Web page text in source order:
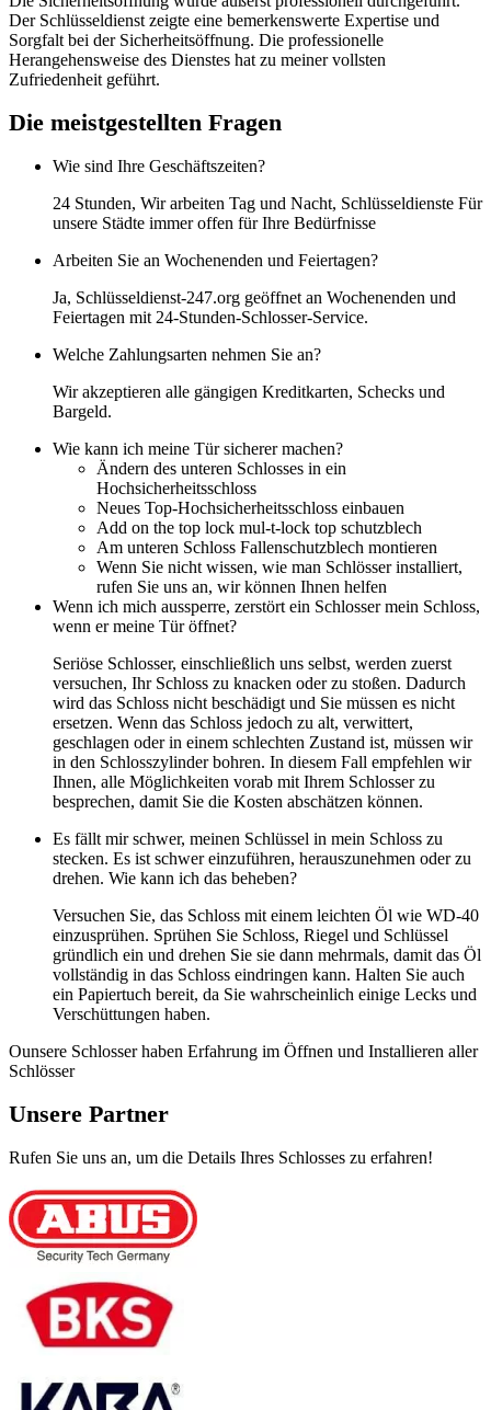
Der Schlüsseldienst zeigte eine bemerkenswerte Expertise und
Sorgfalt bei der Sicherheitsöffnung. Die professionelle
Herangehensweise des Dienstes hat zu meiner vollsten
Zufriedenheit geführt.
Die meistgestellten Fragen
Wie sind Ihre Geschäftszeiten?
24 Stunden, Wir arbeiten Tag und Nacht, Schlüsseldienste Für
unsere Städte immer offen für Ihre Bedürfnisse
Arbeiten Sie an Wochenenden und Feiertagen?
Ja, Schlüsseldienst-247.org geöffnet an Wochenenden und
Feiertagen mit 24-Stunden-Schlosser-Service.
Welche Zahlungsarten nehmen Sie an?
Wir akzeptieren alle gängigen Kreditkarten, Schecks und
Bargeld.
Wie kann ich meine Tür sicherer machen?
Ändern des unteren Schlosses in ein
Hochsicherheitsschloss
Neues Top-Hochsicherheitsschloss einbauen
Add on the top lock mul-t-lock top schutzblech
Am unteren Schloss Fallenschutzblech montieren
Wenn Sie nicht wissen, wie man Schlösser installiert,
rufen Sie uns an, wir können Ihnen helfen
Wenn ich mich aussperre, zerstört ein Schlosser mein Schloss,
wenn er meine Tür öffnet?
Seriöse Schlosser, einschließlich uns selbst, werden zuerst
versuchen, Ihr Schloss zu knacken oder zu stoßen. Dadurch
wird das Schloss nicht beschädigt und Sie müssen es nicht
ersetzen. Wenn das Schloss jedoch zu alt, verwittert,
geschlagen oder in einem schlechten Zustand ist, müssen wir
in den Schlosszylinder bohren. In diesem Fall empfehlen wir
Ihnen, alle Möglichkeiten vorab mit Ihrem Schlosser zu
besprechen, damit Sie die Kosten abschätzen können.
Es fällt mir schwer, meinen Schlüssel in mein Schloss zu
stecken. Es ist schwer einzuführen, herauszunehmen oder zu
drehen. Wie kann ich das beheben?
Versuchen Sie, das Schloss mit einem leichten Öl wie WD-40
einzusprühen. Sprühen Sie Schloss, Riegel und Schlüssel
gründlich ein und drehen Sie sie dann mehrmals, damit das Öl
vollständig in das Schloss eindringen kann. Halten Sie auch
ein Papiertuch bereit, da Sie wahrscheinlich einige Lecks und
Verschüttungen haben.
Ounsere Schlosser haben Erfahrung im Öffnen und Installieren aller
Schlösser
Unsere Partner
Rufen Sie uns an, um die Details Ihres Schlosses zu erfahren!